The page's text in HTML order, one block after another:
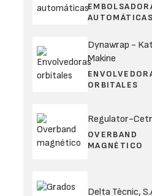
AUTOMÁTICAS
Dynawrap -
Makine
ORBITALES
Regulator-
OVERBAND
MAGNÉTICO
Delta Tècnic,